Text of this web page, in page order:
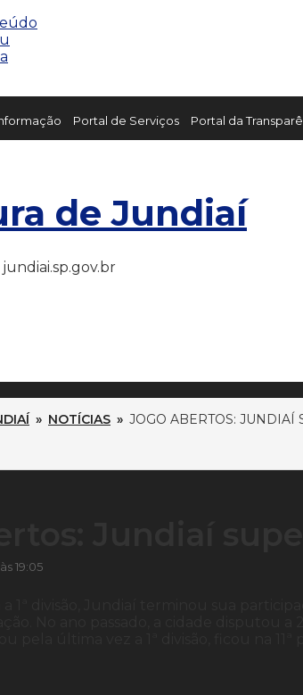
Portal de Serviços Portal da
de Jundiaí
» NOTÍCIAS » JOGO ABERTOS: JUNDIAÍ
19:05